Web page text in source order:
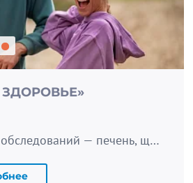
30+ анализов и обследований — печень, щитовидная железа, сердце, сосуды. Два визита, план от терапевта.